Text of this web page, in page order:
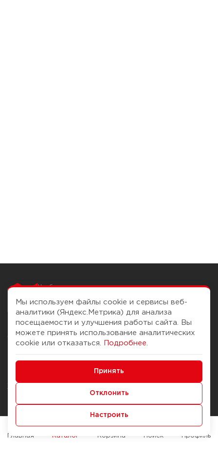
Чтобы вам легко
О компании
История Компании
Журнал
Наши марки
Брендирование
Помощь
Доставка и оплата
Способы оплаты
Служба контроля качества
Мы используем файлы cookie и сервисы веб-
аналитики (Яндекс.Метрика) для анализа
посещаемости и улучшения работы сайта. Вы
можете принять использование аналитических
cookie или отказаться.
Подробнее
Принять
Отклонить
Настроить
Главная Каталог Корзина Поиск Профиль